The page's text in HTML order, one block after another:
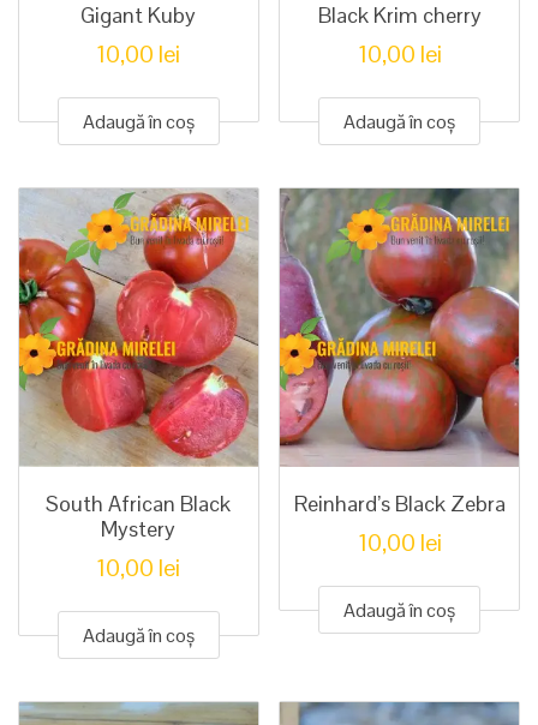
Gigant Kuby
10,00 lei
Adaugă în coș
Black Krim cherry
10,00 lei
Adaugă în coș
South African Black
Mystery
10,00 lei
Adaugă în coș
Reinhard’s Black Zebra
10,00 lei
Adaugă în coș